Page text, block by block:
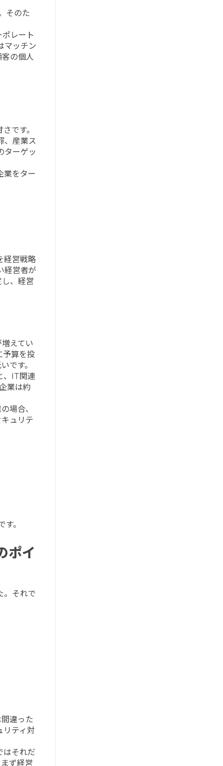
そのた
レート
マッチン
の個人
です。
、産業ス
ターゲッ
業をター
経営戦略
経営者が
、経営
えてい
予算を投
です。
、IT関連
業は約
場合、
ュリテ
。
ポイ
。それで
違った
リティ対
はそれだ
ず経営